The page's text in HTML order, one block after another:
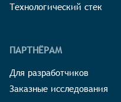
Технологический стек
ПАРТНЁРАМ
Для разработчиков
Заказные исследования